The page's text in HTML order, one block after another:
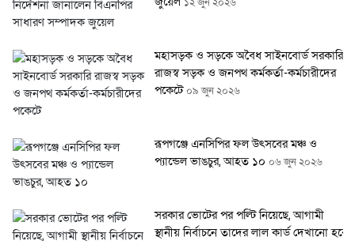
মহাসড়ক ও সড়কে অবৈধ সাইনবোর্ড সরকারি
রাজস্ব সড়ক ও জনপথ কর্মকর্তা-কর্মচারীদের
পকেটে০৯ জুন ২০২৬
রূপগঞ্জে এনসিপির ফল উৎসবের মঞ্চ ও
প্যান্ডেল ভাঙচুর, আহত ১০০৬ জুন ২০২৬
সরকার ভোটের পর পল্টি নিয়েছে, আগামী
স্থানীয় নির্বাচনে তাদের লাল কার্ড দেখানো হবে